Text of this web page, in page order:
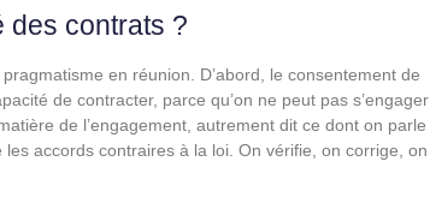
des contrats ?
en réunion. D’abord, le consentement de
de contracter, parce qu’on ne peut pas s’engager
de l’engagement, autrement dit ce dont on parle
accords contraires à la loi. On vérifie, on corrige, on